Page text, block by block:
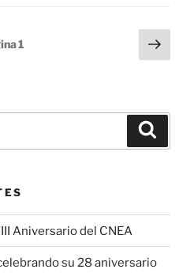
1
Aniversario del CNEA
su 28 aniversario